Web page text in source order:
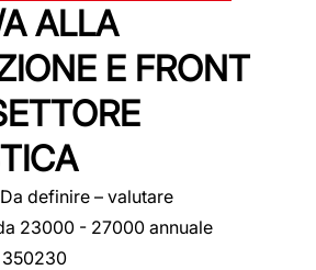
ALLA
E FRONT
Da definire – valutare
23000 - 27000 annuale
350230